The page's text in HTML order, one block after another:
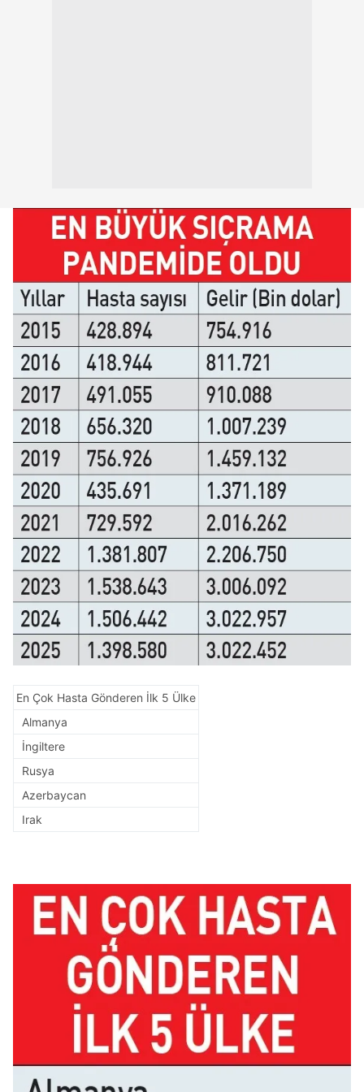
için Ayarlar butonuna tıklayabilir,Çerez Bilgilendirme
Metnimiziziyaret edebilirsiniz.
6698 sayılı Kişisel Verilerin Korunması Kanunu uyarınca
hazırlanmış Aydınlatma Metnimizi okumak ve sitemizde
ilgili mevzuata uygun olarak kullanılan çerezlerle ilgili bilgi
almak için lütfentıklayınız
En Çok Hasta Gönderen İlk 5 Ülke
Almanya
İngiltere
Rusya
Azerbaycan
Irak